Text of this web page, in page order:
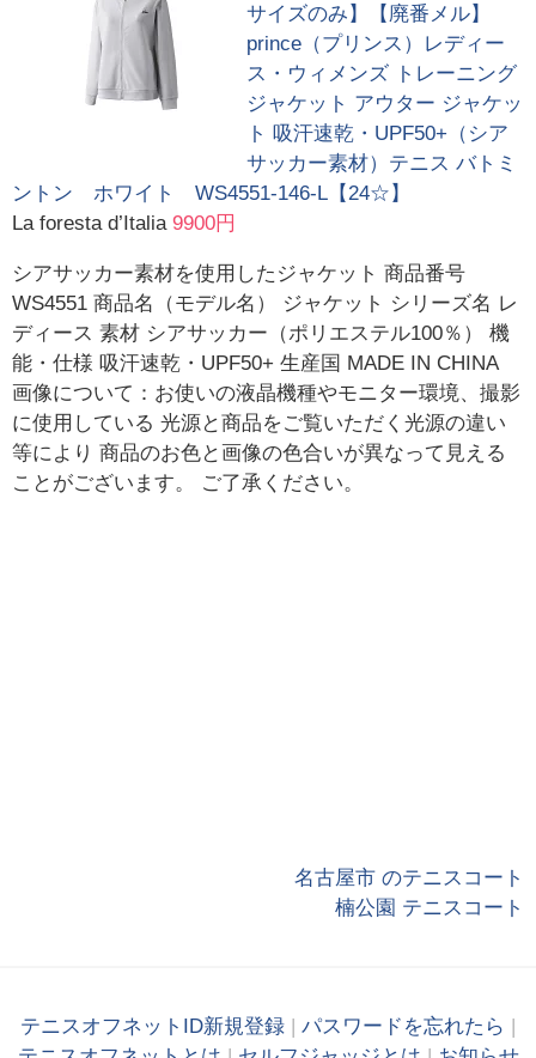
サイズのみ】【廃番メル】
prince（プリンス）レディー
ス・ウィメンズ トレーニング
ジャケット アウター ジャケッ
ト 吸汗速乾・UPF50+（シア
サッカー素材）テニス バトミ
ントン ホワイト WS4551-146-L【24☆】
La foresta d’Italia 9900円
シアサッカー素材を使用したジャケット 商品番号
WS4551 商品名（モデル名） ジャケット シリーズ名 レ
ディース 素材 シアサッカー（ポリエステル100％） 機
能・仕様 吸汗速乾・UPF50+ 生産国 MADE IN CHINA
画像について：お使いの液晶機種やモニター環境、撮影
に使用している 光源と商品をご覧いただく光源の違い
等により 商品のお色と画像の色合いが異なって見える
ことがございます。 ご了承ください。
名古屋市 のテニスコート
楠公園 テニスコート
テニスオフネットID新規登録 | パスワードを忘れたら |